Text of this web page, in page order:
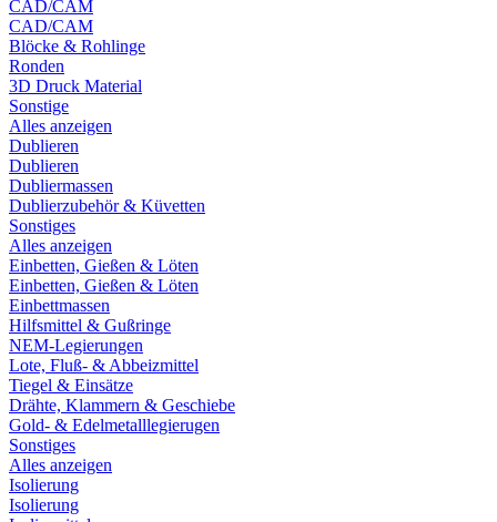
CAD/CAM
CAD/CAM
Blöcke & Rohlinge
Ronden
3D Druck Material
Sonstige
Alles anzeigen
Dublieren
Dublieren
Dubliermassen
Dublierzubehör & Küvetten
Sonstiges
Alles anzeigen
Einbetten, Gießen & Löten
Einbetten, Gießen & Löten
Einbettmassen
Hilfsmittel & Gußringe
NEM-Legierungen
Lote, Fluß- & Abbeizmittel
Tiegel & Einsätze
Drähte, Klammern & Geschiebe
Gold- & Edelmetalllegierugen
Sonstiges
Alles anzeigen
Isolierung
Isolierung